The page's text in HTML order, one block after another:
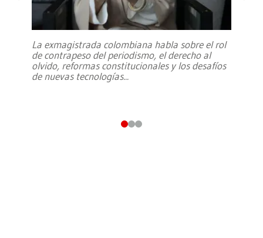
La exmagistrada colombiana habla sobre el rol
de contrapeso del periodismo, el derecho al
olvido, reformas constitucionales y los desafíos
de nuevas tecnologías...